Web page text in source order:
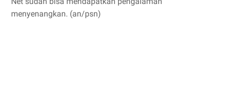
menyenangkan. (an/psn)